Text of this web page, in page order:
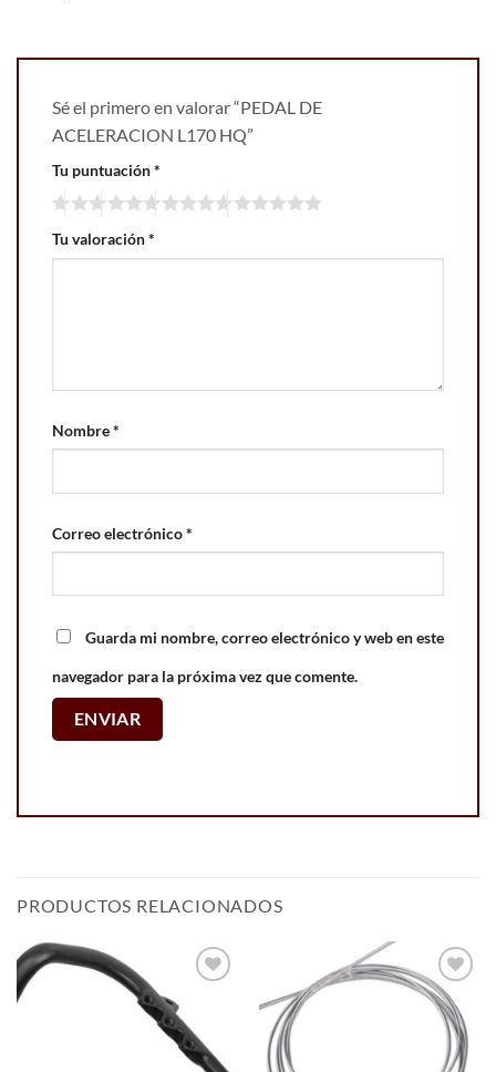
Sé el primero en valorar “PEDAL DE
ACELERACION L170 HQ”
Tu puntuación*
Tu valoración*
Nombre*
Correo electrónico*
Guarda mi nombre, correo electrónico y web en este
navegador para la próxima vez que comente.
PRODUCTOS RELACIONADOS
Add to
wishlist